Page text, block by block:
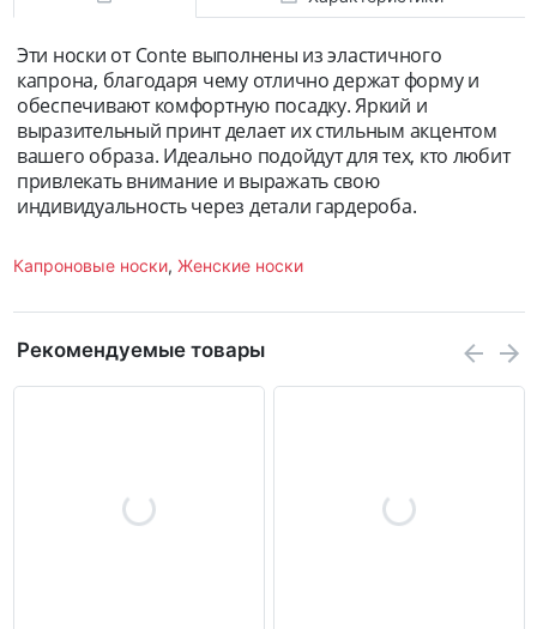
Эти носки от Conte выполнены из эластичного
капрона, благодаря чему отлично держат форму и
обеспечивают комфортную посадку. Яркий и
выразительный принт делает их стильным акцентом
вашего образа. Идеально подойдут для тех, кто любит
привлекать внимание и выражать свою
индивидуальность через детали гардероба.
Капроновые носки, Женские носки
Рекомендуемые товары